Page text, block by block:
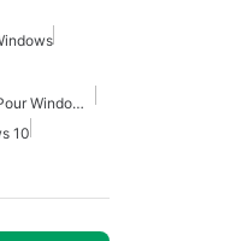
"Jeux De Démonstration Pour Windows"
10